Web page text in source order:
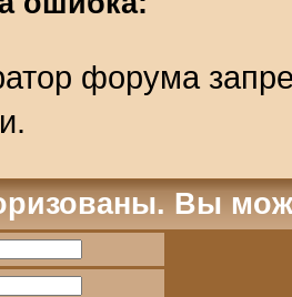
форума
Вы